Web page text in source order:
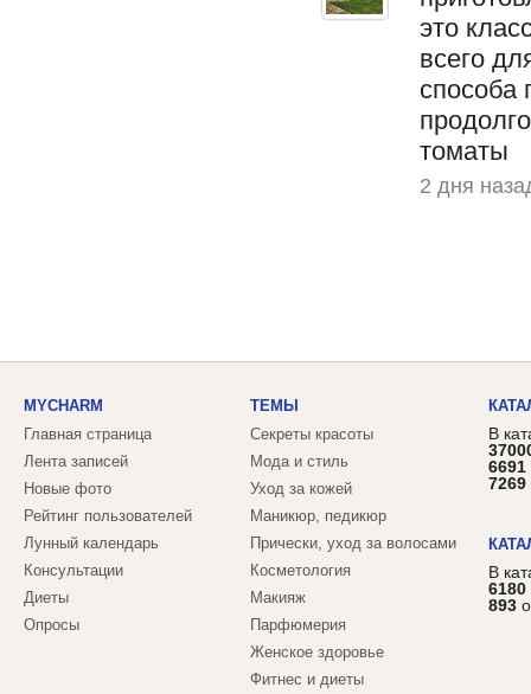
это
всего
способа
томаты
2 дня
MYCHARM
Главная страница
Лента записей
Новые фото
Рейтинг пользователей
Лунный календарь
Консультации
Диеты
Опросы
ТЕМЫ
Секреты красоты
Мода и стиль
Уход за кожей
Маникюр, педикюр
Прически, уход за волосами
Косметология
Макияж
Парфюмерия
Женское здоровье
Фитнес и диеты
В
6691
7269
В
6180
893